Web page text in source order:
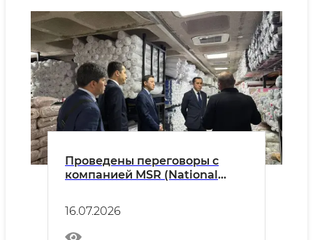
Проведены переговоры с
компанией MSR (National
16.07.2026